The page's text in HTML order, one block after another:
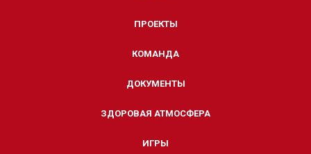
ПРОЕКТЫ
КОМАНДА
ДОКУМЕНТЫ
ЗДОРОВАЯ АТМОСФЕРА
ИГРЫ